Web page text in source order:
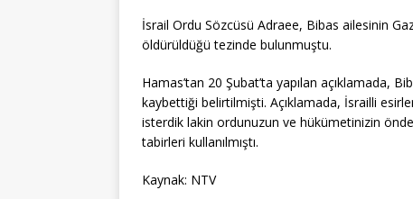
İsrail Ordu Sözcüsü Adraee, Bibas ailesinin
öldürüldüğü tezinde bulunmuştu.
Hamas’tan 20 Şubat’ta yapılan açıklamada,
kaybettiği belirtilmişti. Açıklamada, İsrailli
isterdik lakin ordunuzun ve hükümetinizin
tabirleri kullanılmıştı.
Kaynak: NTV